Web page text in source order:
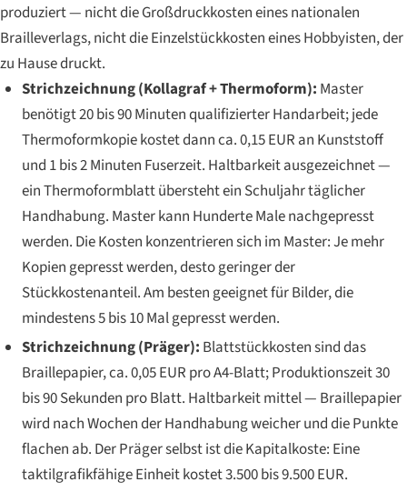
produziert — nicht die Großdruckkosten eines nationalen
Brailleverlags, nicht die Einzelstückkosten eines Hobbyisten, der
zu Hause druckt.
Strichzeichnung (Kollagraf + Thermoform): Master
benötigt 20 bis 90 Minuten qualifizierter Handarbeit; jede
Thermoformkopie kostet dann ca. 0,15 EUR an Kunststoff
und 1 bis 2 Minuten Fuserzeit. Haltbarkeit ausgezeichnet —
ein Thermoformblatt übersteht ein Schuljahr täglicher
Handhabung. Master kann Hunderte Male nachgepresst
werden. Die Kosten konzentrieren sich im Master: Je mehr
Kopien gepresst werden, desto geringer der
Stückkostenanteil. Am besten geeignet für Bilder, die
mindestens 5 bis 10 Mal gepresst werden.
Strichzeichnung (Präger): Blattstückkosten sind das
Braillepapier, ca. 0,05 EUR pro A4-Blatt; Produktionszeit 30
bis 90 Sekunden pro Blatt. Haltbarkeit mittel — Braillepapier
wird nach Wochen der Handhabung weicher und die Punkte
flachen ab. Der Präger selbst ist die Kapitalkoste: Eine
taktilgrafikfähige Einheit kostet 3.500 bis 9.500 EUR.